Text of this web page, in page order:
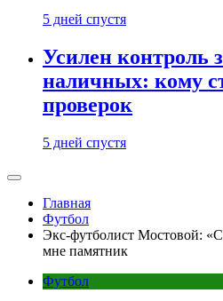
5 дней спустя
Усилен контроль
наличных: кому
проверок
5 дней спустя
Главная
Футбол
Экс-футболист Мостовой:
мне памятник
Футбол